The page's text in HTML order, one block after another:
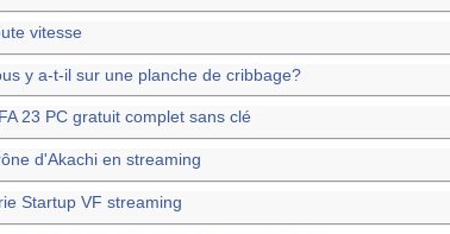
vitesse
y a-t-il sur une planche de cribbage?
23 PC gratuit complet sans clé
d'Akachi en streaming
Startup VF streaming